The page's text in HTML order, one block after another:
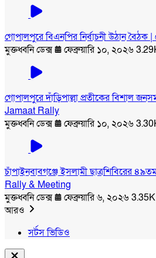
গোপালপুরে বিএনপির নির্বাচনী উঠান বৈঠক
মুক্তধ্বনি ডেক্স
ফেব্রুয়ারি ১০, ২০২৬
গোপালপুরে দাঁড়িপাল্লা প্রতীকের বিশাল
Jamaat Rally
মুক্তধ্বনি ডেক্স
ফেব্রুয়ারি ১০, ২০২৬
চাঁপাইনবাবগঞ্জে ইসলামী ছাত্রশিবিরের ৪৯তম
Rally & Meeting
মুক্তধ্বনি ডেক্স
ফেব্রুয়ারি ৬, ২০২৬
আরও
সর্টস ভিডিও